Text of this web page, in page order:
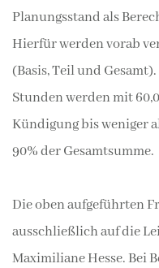
Planungsstand als
Hierfür werden vorab
(Basis, Teil und
Stunden werden mit
Kündigung bis weniger
90% der Gesamtsumme.
Die oben aufgeführten
ausschließlich auf die
Maximiliane Hesse. Bei